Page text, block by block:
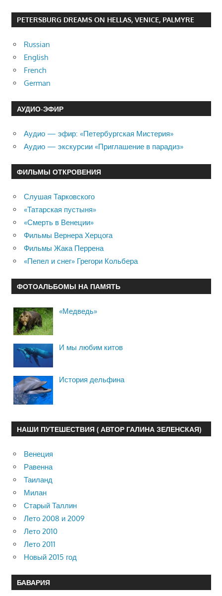
PETERSBURG DREAMS ON HELLAS, VENICE, PALMYRE
Russian
English
French
German
АУДИО-ЭФИР
Аудио — эфир: «Петербургская Мистерия»
Аудио — экскурсии «Приглашение в парадиз»
ФИЛЬМЫ ОТКРОВЕНИЯ
Слушая Тарковского
«Татарская пустыня»
«Смерть в Венеции»
Фильмы Вернера Херцога
Фильмы Жака Перрена
«Пепел и снег» Грегори Кольбера
ФОТОАЛЬБОМЫ НА ПАМЯТЬ
«Медведь»
И мы любим китов
История дельфина
НАШИ ПУТЕШЕСТВИЯ ( АВТОР ГАЛИНА ЗЕЛЕНСКАЯ)
Венеция
Равенна
Таиланд
Милан
Старый Таллин
Лето 2008 и 2009
Лето 2010
Лето 2011
Новый 2015 год
БАВАРИЯ